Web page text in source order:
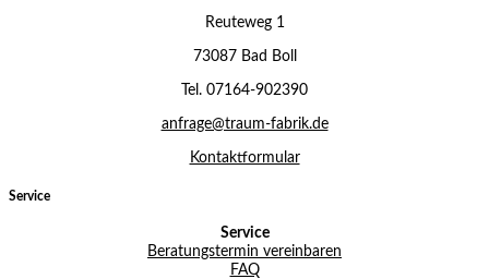
Reuteweg 1
73087 Bad Boll
Tel. 07164-902390
anfrage@traum-fabrik.de
Kontaktformular
Service
Service
Beratungstermin vereinbaren
FAQ